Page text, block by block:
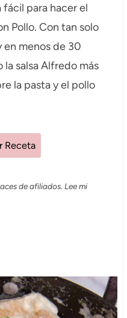
para hacer el
Pollo. Con tan solo
menos de 30
salsa Alfredo más
la pasta y el pollo
Receta
de afiliados. Lee mi